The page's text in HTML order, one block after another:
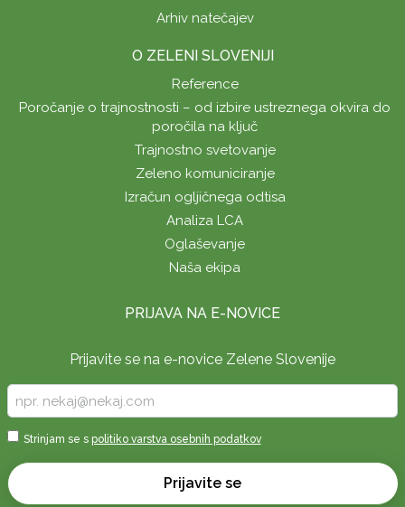
Arhiv natečajev
O ZELENI SLOVENIJI
Reference
Poročanje o trajnostnosti – od izbire ustreznega okvira do
poročila na ključ
Trajnostno svetovanje
Zeleno komuniciranje
Izračun ogljičnega odtisa
Analiza LCA
Oglaševanje
Naša ekipa
PRIJAVA NA E-NOVICE
Prijavite se na e-novice Zelene Slovenije
vaš
e-
Sprejmi
*
Strinjam se s politiko varstva osebnih podatkov
Prijavite se